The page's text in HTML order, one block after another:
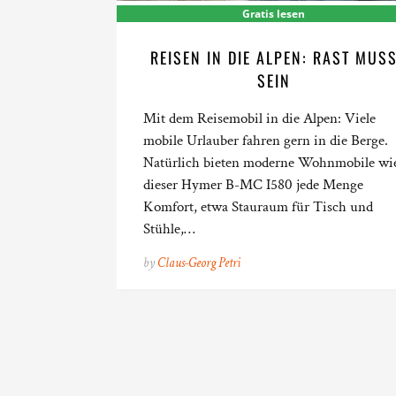
Gratis lesen
REISEN IN DIE ALPEN: RAST
SEIN
Mit dem Reisemobil in die Alpen: Viele
mobile Urlauber fahren gern in die Berge.
Natürlich bieten moderne Wohnmobile
dieser Hymer B-MC I580 jede Menge
Komfort, etwa Stauraum für Tisch und
Stühle,…
byClaus-Georg Petri